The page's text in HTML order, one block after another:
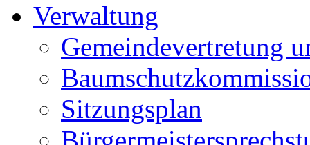
Verwaltung
Gemeindevertretung
Sitzungsplan